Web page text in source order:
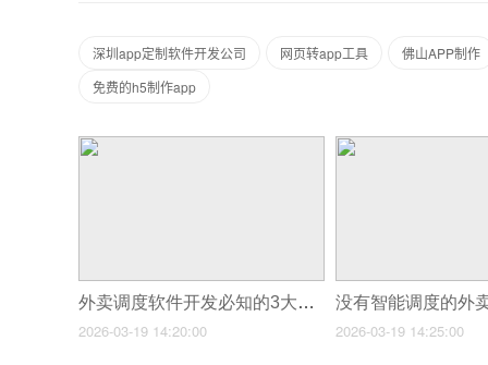
深圳app定制软件开发公司 网页转app工具
佛山APP制作
免费的h5制作app
外卖调度软件开发必知的3大AI算法
2026-03-19 14:20:00 2026-03-19 14:25:00